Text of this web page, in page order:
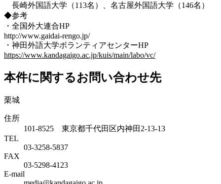
長崎外国語大学（113名）、名古屋外国語大学（146名）
◆参考
・全国外大連合HP
http://www.gaidai-rengo.jp/
・神田外語大学ボランティアセンターHP
https://www.kandagaigo.ac.jp/kuis/main/labo/vc/
本件に関するお問い合わせ先
栗城
住所
101-8525 東京都千代田区内神田2-13-13
TEL
03-3258-5837
FAX
03-5298-4123
E-mail